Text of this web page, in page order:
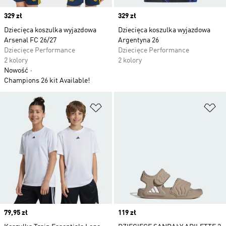
Price
329 zł
Dziecięca koszulka wyjazdowa
Arsenal FC 26/27
Dziecięce Performance
2 kolory
Nowość
Champions 26 kit Available!
Price
329 zł
Dziecięca koszulka wyjazdowa
Argentyna 26
Dziecięce Performance
2 kolory
Price
79,95 zł
Price
119 zł